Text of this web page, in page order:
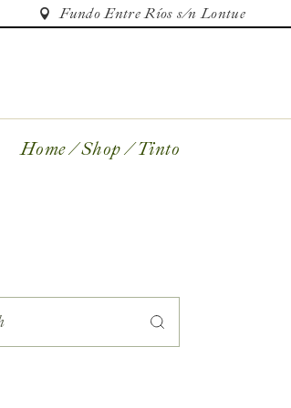
Fundo Entre Ríos s/n Lontue
Home Shop Tinto